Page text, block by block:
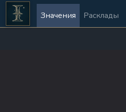
Значения Расклады